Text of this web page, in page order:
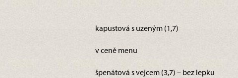
kapustová s uzeným (1,7)
v ceně menu
špenátová s vejcem (3,7) – bez lepku